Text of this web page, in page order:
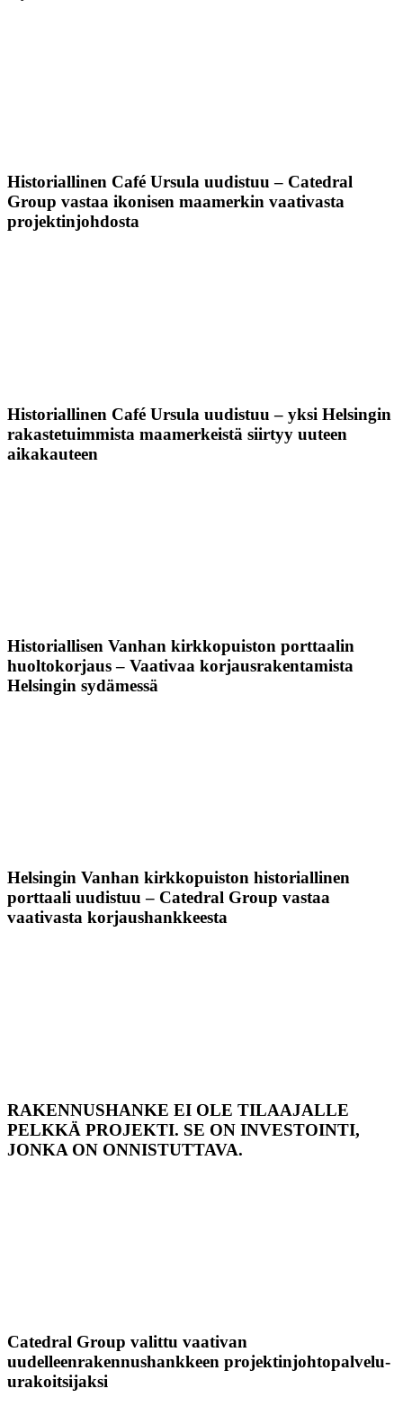
Historiallinen Café Ursula uudistuu – Catedral
Group vastaa ikonisen maamerkin vaativasta
projektinjohdosta
Historiallinen Café Ursula uudistuu – yksi Helsingin
rakastetuimmista maamerkeistä siirtyy uuteen
aikakauteen
Historiallisen Vanhan kirkkopuiston porttaalin
huoltokorjaus – Vaativaa korjausrakentamista
Helsingin sydämessä
Helsingin Vanhan kirkkopuiston historiallinen
porttaali uudistuu – Catedral Group vastaa
vaativasta korjaushankkeesta
RAKENNUSHANKE EI OLE TILAAJALLE
PELKKÄ PROJEKTI. SE ON INVESTOINTI,
JONKA ON ONNISTUTTAVA.
Catedral Group valittu vaativan
uudelleenrakennushankkeen projektinjohtopalvelu-
urakoitsijaksi